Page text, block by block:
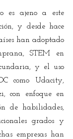
es ajeno a este
y desde hace
han adoptado
STEM en
y el uso
como Udacity,
con enfoque en
de habilidades,
grados y
empresas han